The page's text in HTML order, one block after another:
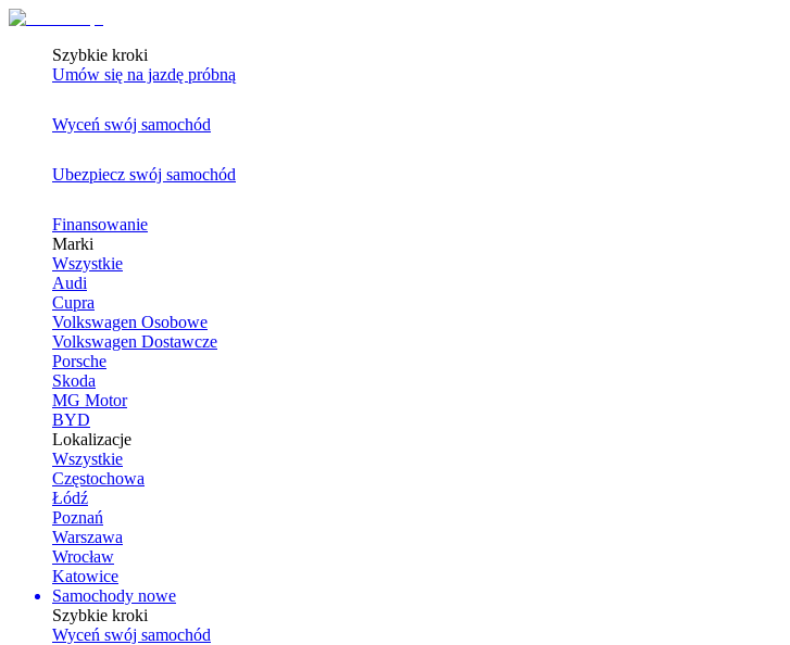
Szybkie kroki
Umów się na jazdę próbną
Wyceń swój samochód
Ubezpiecz swój samochód
Finansowanie
Marki
Wszystkie
Audi
Cupra
Volkswagen Osobowe
Volkswagen Dostawcze
Porsche
Skoda
MG Motor
BYD
Lokalizacje
Wszystkie
Częstochowa
Łódź
Poznań
Warszawa
Wrocław
Katowice
Samochody nowe
Szybkie kroki
Wyceń swój samochód